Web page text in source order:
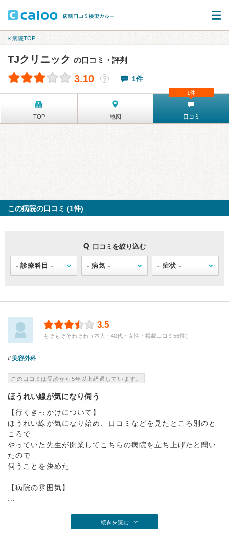
« 病院TOP
TJクリニック の口コミ・評判
3.10 ？ 1件
TOP 地図 口コミ
1件
この病院の口コミ (1件)
口コミを絞り込む
3.5
もぞもぞそわそわ（本人・40代・女性・掲載口コミ56件）
美容外科
この口コミは受診から5年以上経過しています。
ほうれい線が気になり伺う
【行くきっかけについて】
ほうれい線が気になり始め、口コミなどを見たところ別のと
ころで
やっていた先生が開業してこちらの病院を立ち上げたと聞い
たので
伺うことを決めた
【病院の雰囲気】
続きを読む